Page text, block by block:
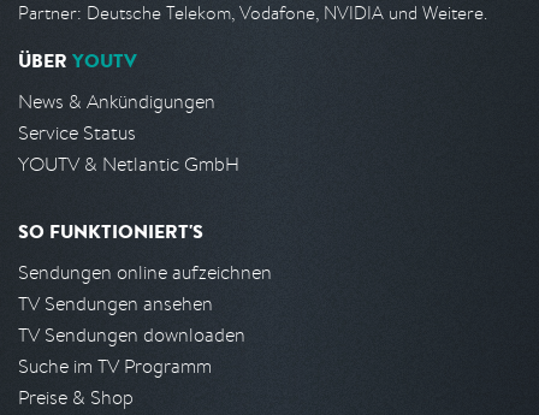
Partner: Deutsche Telekom, Vodafone, NVIDIA und Weitere.
ÜBER YOUTV
News & Ankündigungen
Service Status
YOUTV & Netlantic GmbH
SO FUNKTIONIERT'S
Sendungen online aufzeichnen
TV Sendungen ansehen
TV Sendungen downloaden
Suche im TV Programm
Preise & Shop